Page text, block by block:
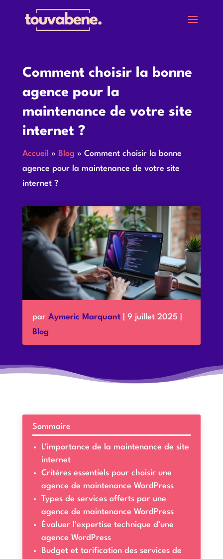
Comment choisir la bonne
agence pour la
maintenance de votre site
internet ?
Accueil » Blog » Comment choisir la bonne
agence pour la maintenance de votre site
internet ?
par Aymeric Marquant| 9 juillet 2025
Blog
Sommaire
L’importance de la maintenance de site
internet
Critères essentiels pour choisir une
agence de maintenance WordPress
Types de services offerts par une
agence de maintenance WordPress
Évaluer l’expertise technique d’une
agence WordPress
Budget et tarification des services de